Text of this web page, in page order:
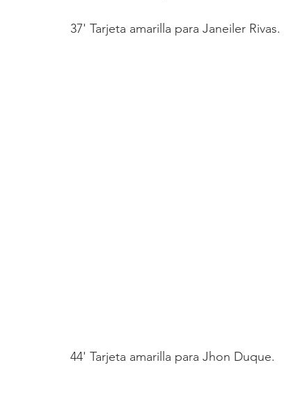
37' Tarjeta amarilla para Janeiler Rivas.
44' Tarjeta amarilla para Jhon Duque.